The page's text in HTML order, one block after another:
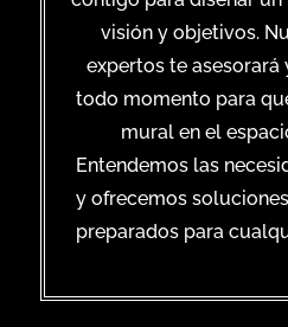
visión y objetivos.
expertos te asesorará
todo momento para
mural en el
Entendemos las
y ofrecemos
preparados para